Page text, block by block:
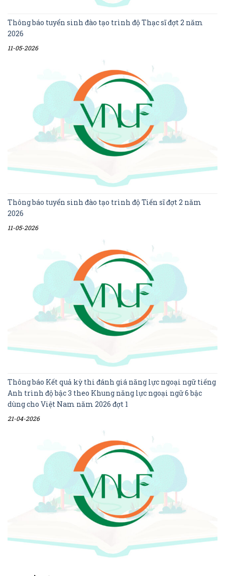
Thông báo tuyển sinh đào tạo trình độ Thạc sĩ đợt 2 năm
2026
11-05-2026
Thông báo tuyển sinh đào tạo trình độ Tiến sĩ đợt 2 năm
2026
11-05-2026
Thông báo Kết quả kỳ thi đánh giá năng lực ngoại ngữ tiếng
Anh trình độ bậc 3 theo Khung năng lực ngoại ngữ 6 bậc
dùng cho Việt Nam năm 2026 đợt 1
21-04-2026